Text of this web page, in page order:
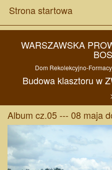
Strona startowa
WARSZAWSKA
Dom Rekolekcyjno-
Budowa klasztoru w
Album cz.05 --- 08 maja